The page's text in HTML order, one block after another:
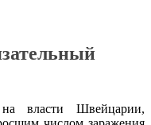
власти Швейцарии,